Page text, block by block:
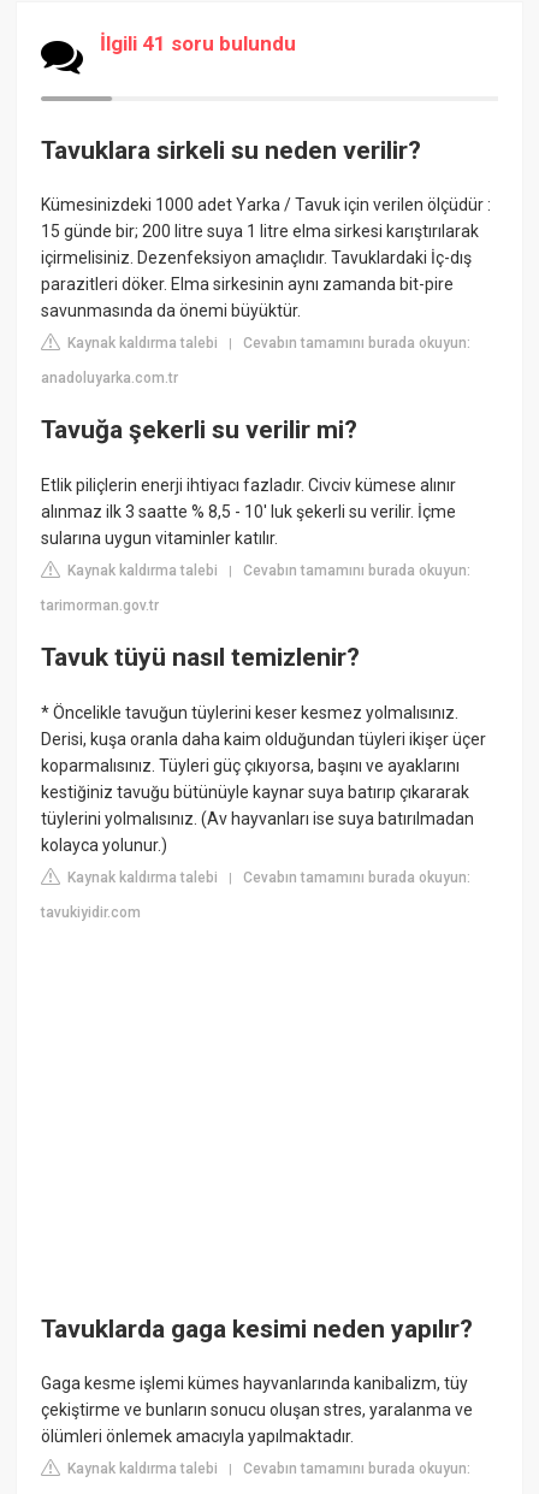
İlgili 41 soru bulundu
Tavuklara sirkeli su neden verilir?
Kümesinizdeki 1000 adet Yarka / Tavuk için verilen ölçüdür :
15 günde bir; 200 litre suya 1 litre elma sirkesi karıştırılarak
içirmelisiniz. Dezenfeksiyon amaçlıdır. Tavuklardaki İç-dış
parazitleri döker. Elma sirkesinin aynı zamanda bit-pire
savunmasında da önemi büyüktür.
Kaynak kaldırma talebi |Cevabın tamamını burada okuyun:
anadoluyarka.com.tr
Tavuğa şekerli su verilir mi?
Etlik piliçlerin enerji ihtiyacı fazladır. Civciv kümese alınır
alınmaz ilk 3 saatte % 8,5 - 10' luk şekerli su verilir. İçme
sularına uygun vitaminler katılır.
Kaynak kaldırma talebi |Cevabın tamamını burada okuyun:
tarimorman.gov.tr
Tavuk tüyü nasıl temizlenir?
* Öncelikle tavuğun tüylerini keser kesmez yolmalısınız.
Derisi, kuşa oranla daha kaim olduğundan tüyleri ikişer üçer
koparmalısınız. Tüyleri güç çıkıyorsa, başını ve ayaklarını
kestiğiniz tavuğu bütünüyle kaynar suya batırıp çıkararak
tüylerini yolmalısınız. (Av hayvanları ise suya batırılmadan
kolayca yolunur.)
Kaynak kaldırma talebi |Cevabın tamamını burada okuyun:
tavukiyidir.com
Tavuklarda gaga kesimi neden yapılır?
Gaga kesme işlemi kümes hayvanlarında kanibalizm, tüy
çekiştirme ve bunların sonucu oluşan stres, yaralanma ve
ölümleri önlemek amacıyla yapılmaktadır.
Kaynak kaldırma talebi |Cevabın tamamını burada okuyun: